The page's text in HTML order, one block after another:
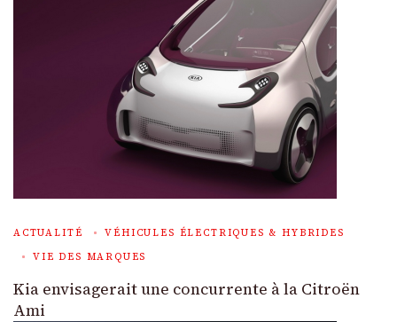
ACTUALITÉ
VÉHICULES ÉLECTRIQUES & HYBRIDES
VIE DES MARQUES
Kia envisagerait une concurrente à la Citroën
Ami